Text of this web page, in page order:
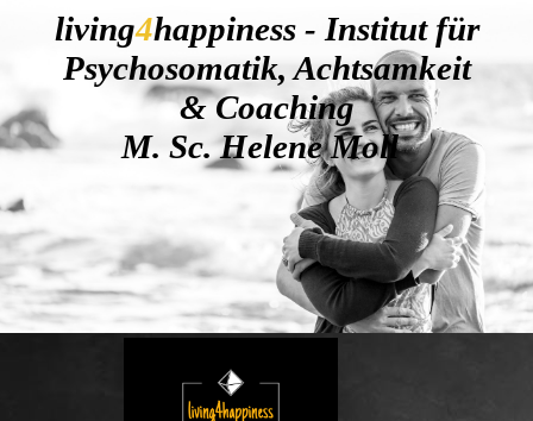
living4happiness - Institut für
Psychosomatik, Achtsamkeit
& Coaching
M. Sc. Helene Moll